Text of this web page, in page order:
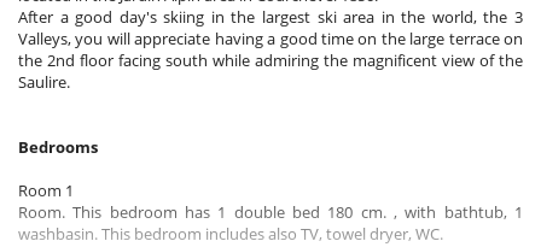
After a good day's skiing in the largest ski area in the world, the 3
Valleys, you will appreciate having a good time on the large terrace on
the 2nd floor facing south while admiring the magnificent view of the
Saulire.
Bedrooms
Room 1
Room. This bedroom has 1 double bed 180 cm. , with bathtub, 1
washbasin. This bedroom includes also TV, towel dryer, WC.